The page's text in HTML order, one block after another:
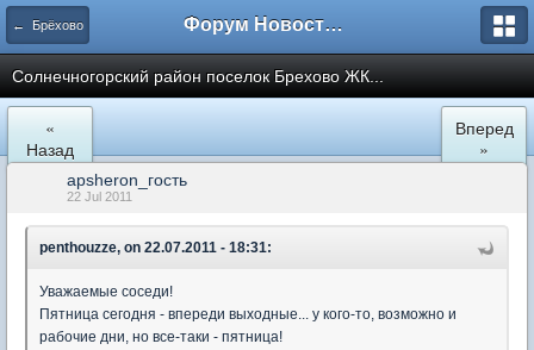
← Брёхово Форум Новостройки
Cолнечногорский район поселок Брехово ЖК...
«
Назад
Вперед
»
apsheron_гость
22 Jul 2011
penthouzze, on 22.07.2011 - 18:31:
Уважаемые соседи!
Пятница сегодня - впереди выходные... у кого-то, возможно и
рабочие дни, но все-таки - пятница!